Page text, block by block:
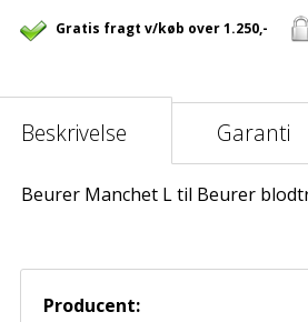
Gratis fragt v/køb over 1.250,-
Beskrivelse Garanti
Beurer Manchet L til Beurer
Producent: